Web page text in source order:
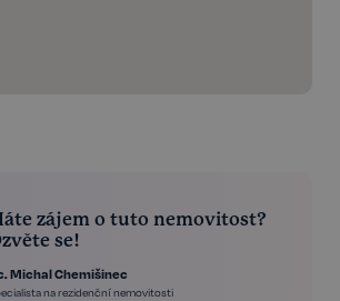
zájem o tuto nemovitost?
se!
Michal Chemišinec
na rezidenční nemovitosti